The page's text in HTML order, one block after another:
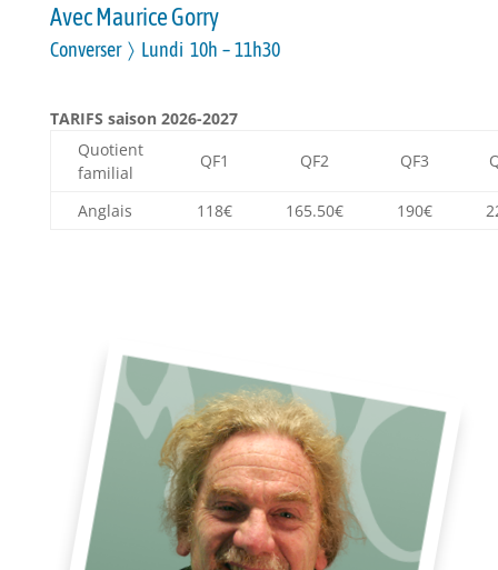
Avec Maurice Gorry
Converser 〉 Lundi 10h – 11h30
TARIFS saison 2026-2027
Quotient
familial
QF1 QF2 QF3
Anglais 118€ 165.50€ 190€